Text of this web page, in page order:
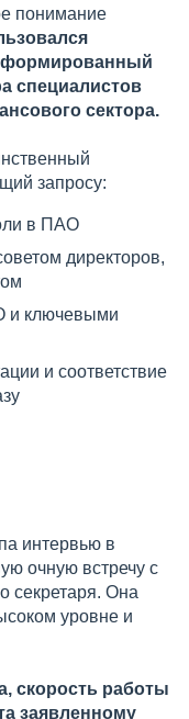
понимание
специалистов
сектора.
запросу:
в ПАО
директоров,
и ключевыми
и соответствие
интервью в
очную встречу с
секретаря. Она
уровне и
скорость работы
заявленному